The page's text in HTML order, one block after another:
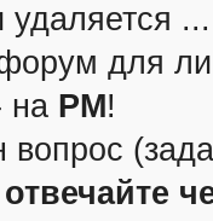
удаляется ...
для
на PM!